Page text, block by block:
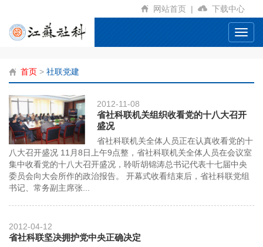
网站首页 | 下载中心
首页 > 社联党建
2012-11-08
省社科联机关组织收看党的十八大召开
盛况
省社科联机关全体人员正在认真收看党的十
八大召开盛况 11月8日上午9点整，省社科联机关全体人员在会议室
集中收看党的十八大召开盛况，聆听胡锦涛总书记代表十七届中央
委员会向大会所作的政治报告。 开幕式收看结束后，省社科联党组
书记、常务副主席张...
2012-04-12
省社科联坚决拥护党中央正确决定